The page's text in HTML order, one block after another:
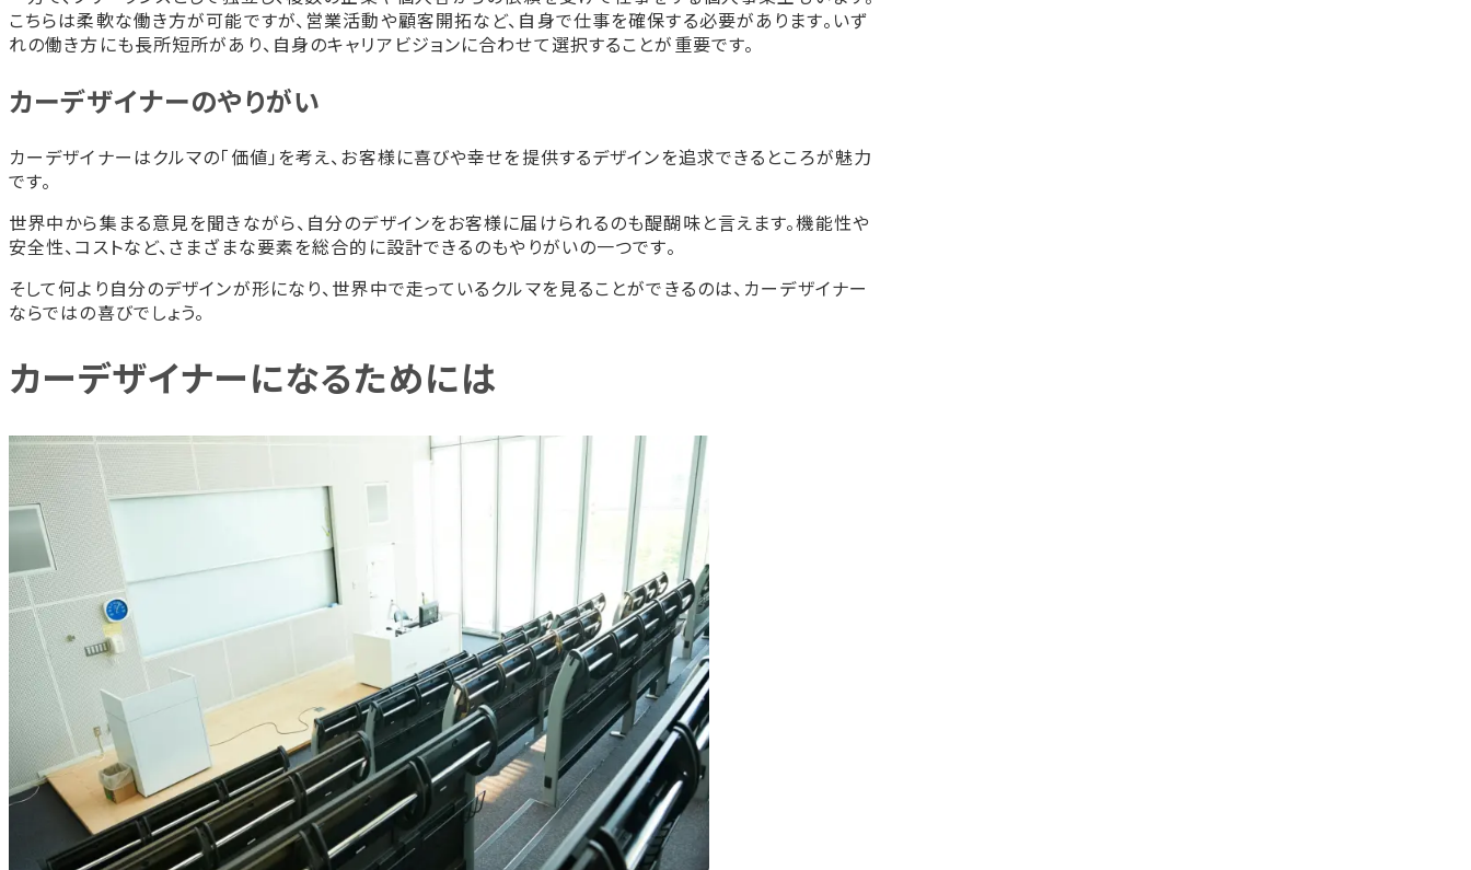
CGエンジニア検定
色彩検定
CAD利用者技術検定
プロダクトデザイン検定
プロジェクトマネージャー試験
カーデザイナーに関するよくある質問
カーデザイナーの年収はどのくらい？
カーデザイナーは社会人からでもなれる？
まとめ
カーデザイナーを目指すならHALがおすすめ
カーデザイナー専攻
カーモデラー専攻
こちらは柔軟な働き方が可能ですが、営業活動や顧客開拓など、自身で仕事を確保する必要があります。いず
れの働き方にも長所短所があり、自身のキャリアビジョンに合わせて選択することが重要です。
カーデザイナーのやりがい
カーデザイナーはクルマの「価値」を考え、お客様に喜びや幸せを提供するデザインを追求できるところが魅力
です。
世界中から集まる意見を聞きながら、自分のデザインをお客様に届けられるのも醍醐味と言えます。機能性や
安全性、コストなど、さまざまな要素を総合的に設計できるのもやりがいの一つです。
そして何より自分のデザインが形になり、世界中で走っているクルマを見ることができるのは、カーデザイナー
ならではの喜びでしょう。
カーデザイナーになるためには